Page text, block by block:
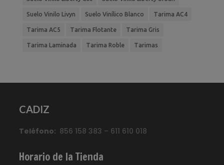
Suelo Vinilo Livyn Suelo Vinílico Blanco Tarima AC4
Tarima AC5 Tarima Flotante Tarima Gris
Tarima Laminada Tarima Roble Tarimas
CADIZ
Teléfono: 856 158 383 – 611 610 018
Horario de la Tienda